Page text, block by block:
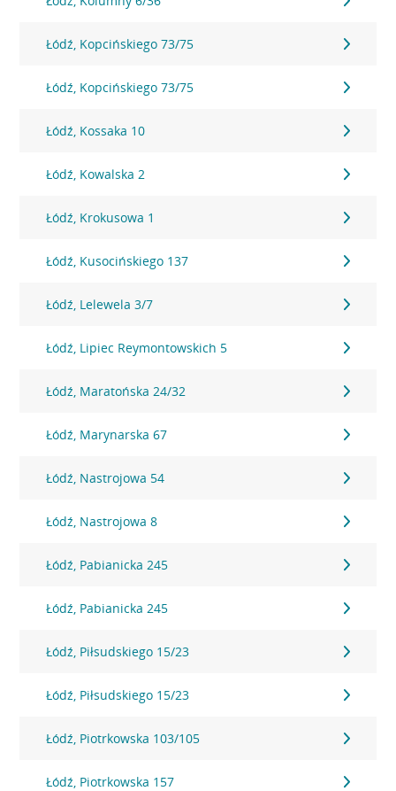
Łódź, Kopcińskiego 73/75
Łódź, Kopcińskiego 73/75
Łódź, Kossaka 10
Łódź, Kowalska 2
Łódź, Krokusowa 1
Łódź, Kusocińskiego 137
Łódź, Lelewela 3/7
Łódź, Lipiec Reymontowskich 5
Łódź, Maratońska 24/32
Łódź, Marynarska 67
Łódź, Nastrojowa 54
Łódź, Nastrojowa 8
Łódź, Pabianicka 245
Łódź, Pabianicka 245
Łódź, Piłsudskiego 15/23
Łódź, Piłsudskiego 15/23
Łódź, Piotrkowska 103/105
Łódź, Piotrkowska 157